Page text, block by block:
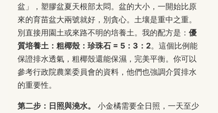
盆」，塑膠盆夏天根部太悶。盆的大小，一開始比原
來的育苗盆大兩號就好，別貪心。土壤是重中之重。
別直接用園土或來路不明的培養土。我的配方是： 優
質培養土：粗椰殼：珍珠石 = 5：3：2。這個比例能
保證排水透氣，粗椰殼還能保濕，完美平衡。你可以
參考行政院農業委員會的資料，他們也強調介質排水
的重要性。
第二步：日照與澆水。
小金橘需要全日照，一天至少